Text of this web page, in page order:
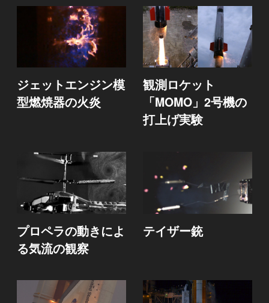
ジェットエンジン模
型燃焼器の火炎
観測ロケット
「MOMO」2号機の
打上げ実験
プロペラの動きによ
る気流の観察
テイザー銃